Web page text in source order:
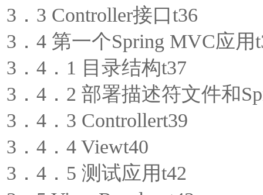
3．3 Controller接口t36
3．4 第一个Spring MVC应用
3．4．1 目录结构t37
3．4．2 部署描述符文件和
3．4．3 Controllert39
3．4．4 Viewt40
3．4．5 测试应用t42